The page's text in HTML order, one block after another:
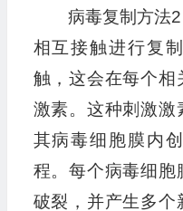
病毒复制方法
相互接触进行复
触，这会在每个相
激素。这种刺激激
其病毒细胞膜内
程。每个病毒细胞
破裂，并产生多个